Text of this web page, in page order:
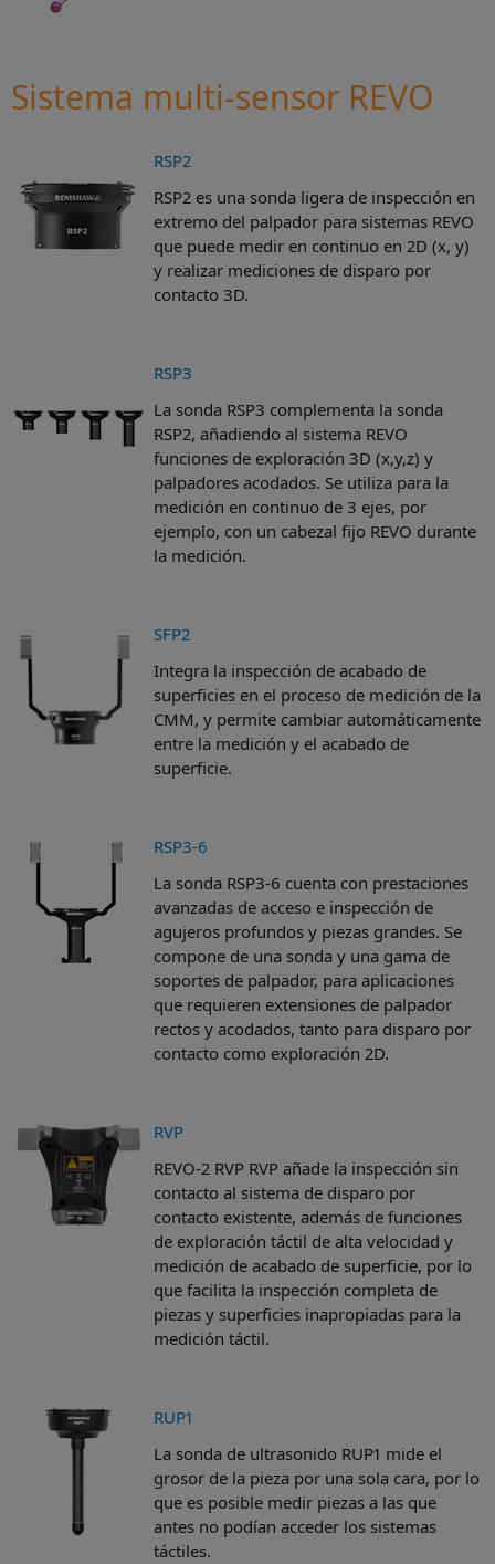
Sistema multi-sensor REVO
RSP2
RSP2 es una sonda ligera de inspección en
extremo del palpador para sistemas REVO
que puede medir en continuo en 2D (x, y)
y realizar mediciones de disparo por
contacto 3D.
RSP3
La sonda RSP3 complementa la sonda
RSP2, añadiendo al sistema REVO
funciones de exploración 3D (x,y,z) y
palpadores acodados. Se utiliza para la
medición en continuo de 3 ejes, por
ejemplo, con un cabezal fijo REVO durante
la medición.
SFP2
Integra la inspección de acabado de
superficies en el proceso de medición de la
CMM, y permite cambiar automáticamente
entre la medición y el acabado de
superficie.
RSP3-6
La sonda RSP3-6 cuenta con prestaciones
avanzadas de acceso e inspección de
agujeros profundos y piezas grandes. Se
compone de una sonda y una gama de
soportes de palpador, para aplicaciones
que requieren extensiones de palpador
rectos y acodados, tanto para disparo por
contacto como exploración 2D.
RVP
REVO-2 RVP RVP añade la inspección sin
contacto al sistema de disparo por
contacto existente, además de funciones
de exploración táctil de alta velocidad y
medición de acabado de superficie, por lo
que facilita la inspección completa de
piezas y superficies inapropiadas para la
medición táctil.
RUP1
La sonda de ultrasonido RUP1 mide el
grosor de la pieza por una sola cara, por lo
que es posible medir piezas a las que
antes no podían acceder los sistemas
táctiles.